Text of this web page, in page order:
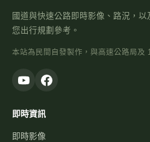
國道與快速公路即時影像、路況，
您出行規劃參考。
本站為民間自發製作，與高速公路局及
即時資訊
即時影像